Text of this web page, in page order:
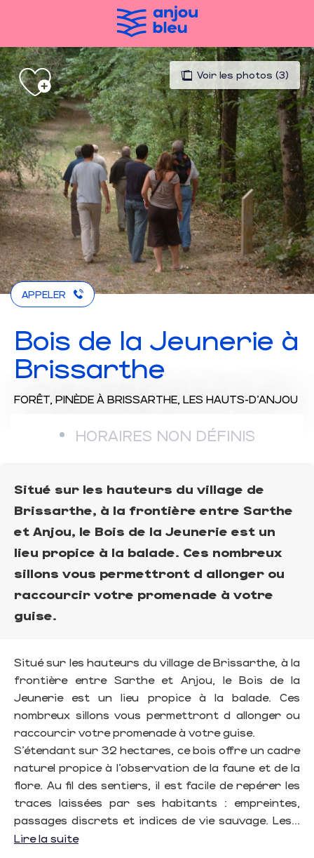
principal
Voir les photos (3)
APPELER
Bois de la Jeunerie à
Brissarthe
FORÊT, PINÈDE À BRISSARTHE, LES HAUTS-D'ANJOU
HORAIRES NON DÉFINIS
Situé sur les hauteurs du village de
Brissarthe, à la frontière entre Sarthe
et Anjou, le Bois de la Jeunerie est un
lieu propice à la balade. Ces nombreux
sillons vous permettront d allonger ou
raccourcir votre promenade à votre
guise.
Situé sur les hauteurs du village de Brissarthe, à la
frontière entre Sarthe et Anjou, le Bois de la
Jeunerie est un lieu propice à la balade. Ces
nombreux sillons vous permettront d allonger ou
raccourcir votre promenade à votre guise.
S’étendant sur 32 hectares, ce bois offre un cadre
naturel propice à l’observation de la faune et de la
flore. Au fil des sentiers, il est facile de repérer les
traces laissées par ses habitants : empreintes,
passages discrets et indices de vie sauvage. Les...
Lire la suite